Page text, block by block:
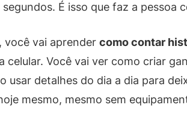
É isso que faz a pessoa
você vai aprender como contar
celular. Você vai ver como criar
usar detalhes do dia a dia para
mesmo, mesmo sem